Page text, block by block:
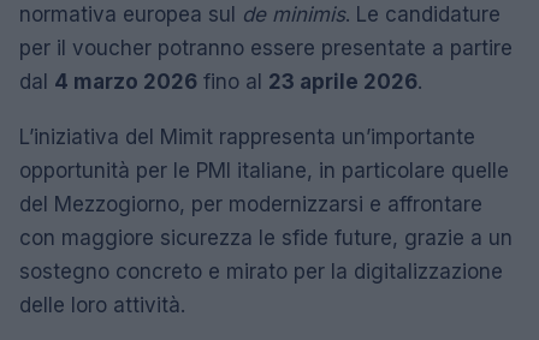
normativa europea sul de minimis. Le candidature
per il voucher potranno essere presentate a partire
dal 4 marzo 2026 fino al 23 aprile 2026.
L’iniziativa del Mimit rappresenta un’importante
opportunità per le PMI italiane, in particolare quelle
del Mezzogiorno, per modernizzarsi e affrontare
con maggiore sicurezza le sfide future, grazie a un
sostegno concreto e mirato per la digitalizzazione
delle loro attività.